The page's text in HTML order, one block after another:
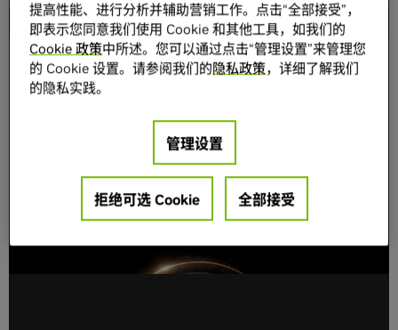
随着 AI 对内存的需求不断增加，存储方案迎来升级
AI 领导者提出 SAFE 指南，旨在提高网络安全透明度
提高性能、进行分析并辅助营销工作。点击“全部接受”，
即表示您同意我们使用 Cookie 和其他工具，如我们的
Cookie 政策中所述。您可以通过点击“管理设置”来管理您
的 Cookie 设置。请参阅我们的隐私政策，详细了解我们
的隐私实践。
管理设置
拒绝可选 Cookie 全部接受